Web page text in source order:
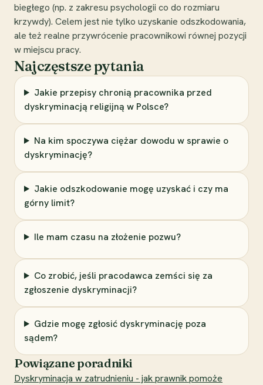
biegłego (np. z zakresu psychologii co do rozmiaru
krzywdy). Celem jest nie tylko uzyskanie odszkodowania,
ale też realne przywrócenie pracownikowi równej pozycji
w miejscu pracy.
Najczęstsze pytania
Jakie przepisy chronią pracownika przed
dyskryminacją religijną w Polsce?
Na kim spoczywa ciężar dowodu w sprawie o
dyskryminację?
Jakie odszkodowanie mogę uzyskać i czy ma
górny limit?
Ile mam czasu na złożenie pozwu?
Co zrobić, jeśli pracodawca zemści się za
zgłoszenie dyskryminacji?
Gdzie mogę zgłosić dyskryminację poza
sądem?
Powiązane poradniki
Dyskryminacja w zatrudnieniu - jak prawnik pomoże